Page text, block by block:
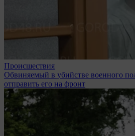
Происшествия
Обвиняемый в убийстве военного
отправить его на фронт